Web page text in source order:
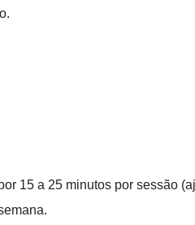
15 a 25 minutos por sessão